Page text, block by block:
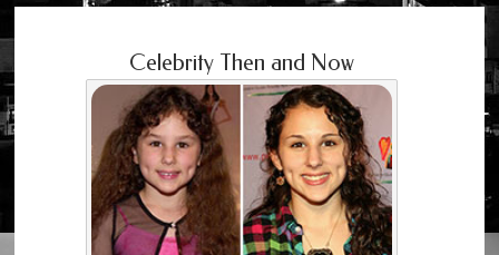
Celebrity Then and Now